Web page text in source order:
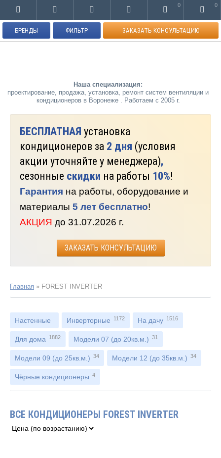
0 0
Наша специализация:
проектирование, продажа, установка, ремонт систем вентиляции и
кондиционеров в Воронеже . Работаем с 2005 г.
БРЕНДЫ ФИЛЬТР ЗАКАЗАТЬ КОНСУЛЬТАЦИЮ
БЕСПЛАТНАЯ установка
кондиционеров за 2 дня (условия
акции уточняйте у менеджера),
сезонные скидки на работы 10%!
Гарантия на работы, оборудование и
материалы 5 лет бесплатно!
АКЦИЯ до 31.07.2026 г.
ЗАКАЗАТЬ КОНСУЛЬТАЦИЮ
Главная » FOREST INVERTER
Настенные Инверторные 1172 На дачу 1516
Для дома 1882 Модели 07 (до 20кв.м.) 31
Модели 09 (до 25кв.м.) 34 Модели 12 (до 35кв.м.) 34
Чёрные кондиционеры 4
ВСЕ КОНДИЦИОНЕРЫ FOREST INVERTER